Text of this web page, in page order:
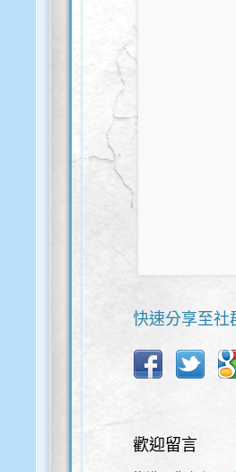
快速分享至社
歡迎留言